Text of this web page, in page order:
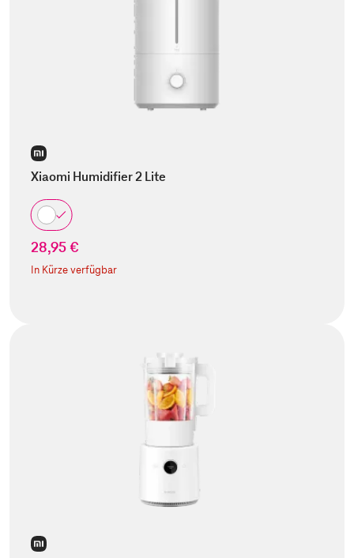
Xiaomi Humidifier 2 Lite
28,95 €
In Kürze verfügbar